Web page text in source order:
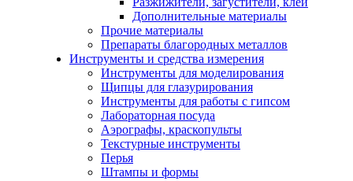
Дополнительные материалы
Прочие материалы
Препараты благородных металлов
Инструменты и средства измерения
Инструменты для моделирования
Щипцы для глазурирования
Инструменты для работы с гипсом
Лабораторная посуда
Аэрографы, краскопульты
Текстурные инструменты
Перья
Штампы и формы